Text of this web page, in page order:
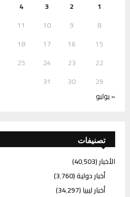
1
2
3
4
8
9
10
11
15
16
17
18
22
23
24
25
29
30
31
« يوليو
تصنيفات
الأخبار(40٬503)
أخبار دولية(3٬760)
أخبار ليبيا(34٬297)